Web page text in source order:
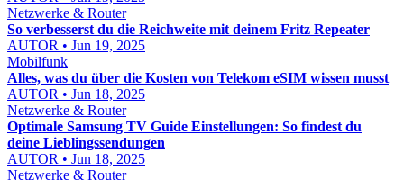
Netzwerke & Router
So verbesserst du die Reichweite mit deinem Fritz Repeater
AUTOR • Jun 19, 2025
Mobilfunk
Alles, was du über die Kosten von Telekom eSIM wissen musst
AUTOR • Jun 18, 2025
Netzwerke & Router
Optimale Samsung TV Guide Einstellungen: So findest du
deine Lieblingssendungen
AUTOR • Jun 18, 2025
Netzwerke & Router